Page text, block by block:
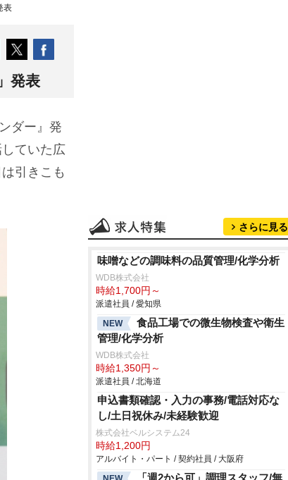
表
発表
ダー』発
ていた広
引きこも
さらに見る
味噌などの調味料の品質管理/化学分析
WDB株式会社
時給1,700円～
派遣社員 / 愛知県
NEW
食品工場での微生物検査や衛生
管理/化学分析
WDB株式会社
時給1,350円～
派遣社員 / 北海道
申込書類確認・入力の事務/電話対応な
し/土日祝休み/未経験歓迎
株式会社ベルシステム24
時給1,200円
アルバイト・パート / 契約社員 / 大阪府
「週2から可」調理スタッフ/無